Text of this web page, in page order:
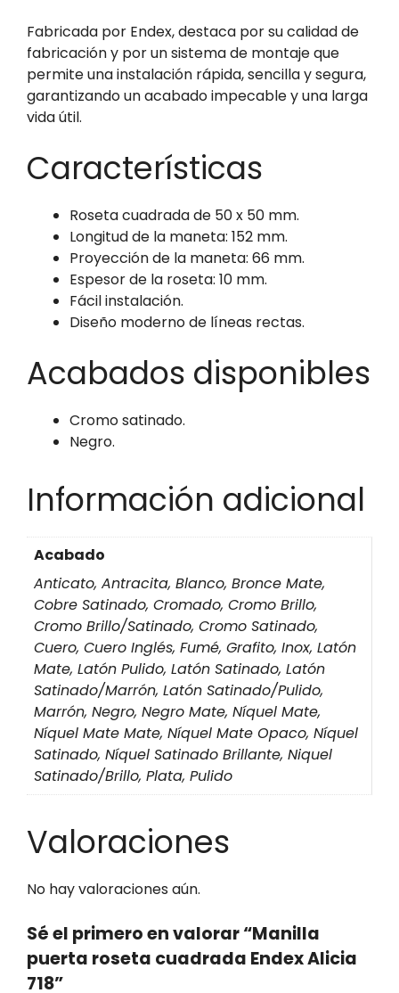
Fabricada por Endex, destaca por su calidad de
fabricación y por un sistema de montaje que
permite una instalación rápida, sencilla y segura,
garantizando un acabado impecable y una larga
vida útil.
Características
Roseta cuadrada de 50 x 50 mm.
Longitud de la maneta: 152 mm.
Proyección de la maneta: 66 mm.
Espesor de la roseta: 10 mm.
Fácil instalación.
Diseño moderno de líneas rectas.
Acabados disponibles
Cromo satinado.
Negro.
Información adicional
Acabado
Anticato, Antracita, Blanco, Bronce Mate,
Cobre Satinado, Cromado, Cromo Brillo,
Cromo Brillo/Satinado, Cromo Satinado,
Cuero, Cuero Inglés, Fumé, Grafito, Inox, Latón
Mate, Latón Pulido, Latón Satinado, Latón
Satinado/Marrón, Latón Satinado/Pulido,
Marrón, Negro, Negro Mate, Níquel Mate,
Níquel Mate Mate, Níquel Mate Opaco, Níquel
Satinado, Níquel Satinado Brillante, Niquel
Satinado/Brillo, Plata, Pulido
Valoraciones
No hay valoraciones aún.
Sé el primero en valorar “Manilla
puerta roseta cuadrada Endex Alicia
718”